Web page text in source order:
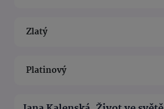
Zlatý
Platinový